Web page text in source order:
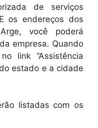
de serviços
os endereços dos
você poderá
empresa. Quando
link “Assistência
estado e a cidade
listadas com os